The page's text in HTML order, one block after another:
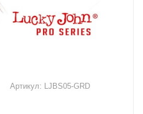
Артикул: LJBS05-GRD